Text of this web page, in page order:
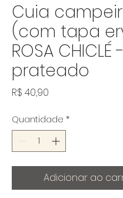
Cuia
(com tapa
ROSA
prateado
R$ 40,90
Quantidade *
Adicionar ao